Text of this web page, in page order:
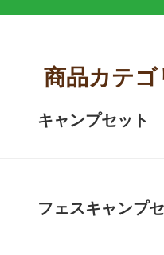
商品カテ
キャンプセット
フェスキャンプ